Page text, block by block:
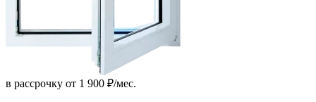
в рассрочку от 1 900 ₽/мес.